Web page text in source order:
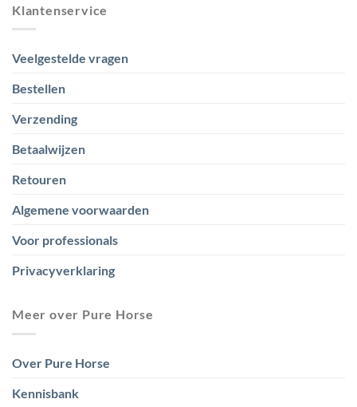
Klantenservice
Veelgestelde vragen
Bestellen
Verzending
Betaalwijzen
Retouren
Algemene voorwaarden
Voor professionals
Privacyverklaring
Meer over Pure Horse
Over Pure Horse
Kennisbank